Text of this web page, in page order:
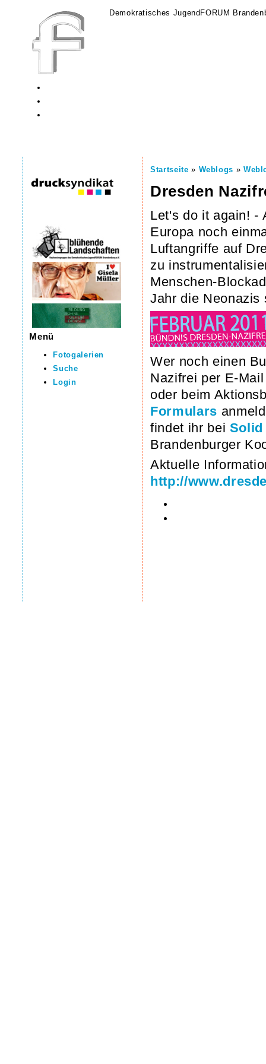
Demokratisches JugendFORUM
Menü
Fotogalerien
Suche
Login
Startseite » Weblogs »
Dresden
Let's do it again! -
Europa noch
Luftangriffe auf
zu
Menschen-
Jahr die Neonazis
Wer noch einen
Nazifrei per E-
oder beim
Formulars
findet ihr bei Solid
Brandenburger
Aktuelle
http://